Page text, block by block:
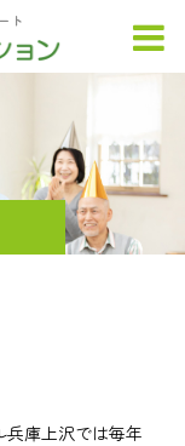
ト
庫上沢では毎年